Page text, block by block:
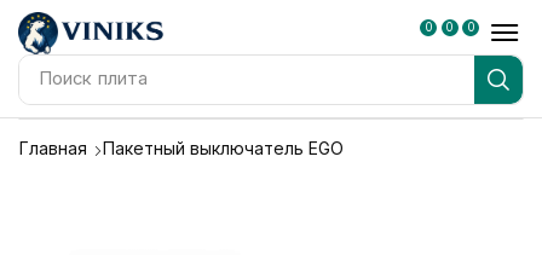
Поиск плита
0 0 0
Главная Пакетный выключатель EGO